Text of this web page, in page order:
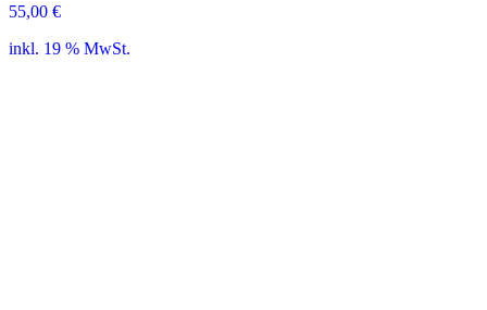
55,00 €
inkl. 19 % MwSt.